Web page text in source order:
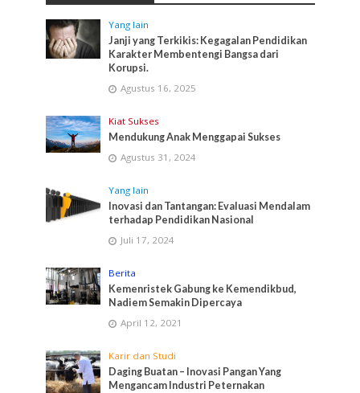
Yang lain
Janji yang Terkikis: Kegagalan Pendidikan
Karakter Membentengi Bangsa dari
Korupsi.
Agustus 16, 2025
Kiat Sukses
Mendukung Anak Menggapai Sukses
Agustus 31, 2024
Yang lain
Inovasi dan Tantangan: Evaluasi Mendalam
terhadap Pendidikan Nasional
Juli 17, 2024
Berita
Kemenristek Gabung ke Kemendikbud,
Nadiem Semakin Dipercaya
April 12, 2021
Karir dan Studi
Daging Buatan – Inovasi Pangan Yang
Mengancam Industri Peternakan